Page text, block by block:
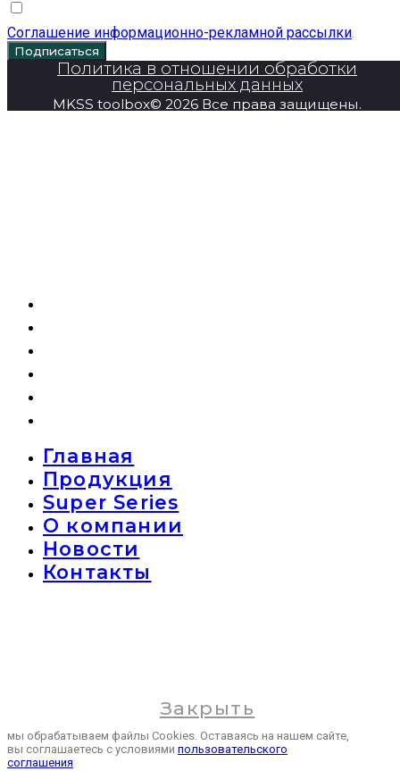
Соглашение информационно-рекламной рассылки.
Подписаться
Политика в отношении обработки
персональных данных
MKSS toolbox© 2026 Все права защищены.
Главная
Продукция
Super Series
О компании
Новости
Контакты
Закрыть
мы обрабатываем файлы Cookies. Оставаясь на нашем сайте,
вы соглашаетесь с условиями пользовательского
соглашения